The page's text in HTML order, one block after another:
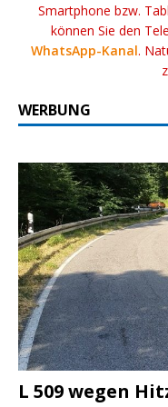
Smartphone bzw.
können Sie den
WhatsApp-Kanal.
WERBUNG
L 509 wegen